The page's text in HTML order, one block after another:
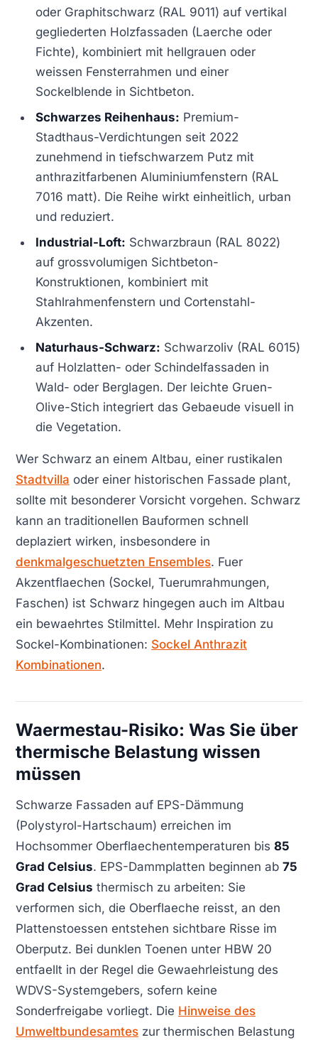
oder Graphitschwarz (RAL 9011) auf vertikal
gegliederten Holzfassaden (Laerche oder
Fichte), kombiniert mit hellgrauen oder
weissen Fensterrahmen und einer
Sockelblende in Sichtbeton.
Schwarzes Reihenhaus: Premium-
Stadthaus-Verdichtungen seit 2022
zunehmend in tiefschwarzem Putz mit
anthrazitfarbenen Aluminiumfenstern (RAL
7016 matt). Die Reihe wirkt einheitlich, urban
und reduziert.
Industrial-Loft: Schwarzbraun (RAL 8022)
auf grossvolumigen Sichtbeton-
Konstruktionen, kombiniert mit
Stahlrahmenfenstern und Cortenstahl-
Akzenten.
Naturhaus-Schwarz: Schwarzoliv (RAL 6015)
auf Holzlatten- oder Schindelfassaden in
Wald- oder Berglagen. Der leichte Gruen-
Olive-Stich integriert das Gebaeude visuell in
die Vegetation.
Wer Schwarz an einem Altbau, einer rustikalen
Stadtvilla oder einer historischen Fassade plant,
sollte mit besonderer Vorsicht vorgehen. Schwarz
kann an traditionellen Bauformen schnell
deplaziert wirken, insbesondere in
denkmalgeschuetzten Ensembles. Fuer
Akzentflaechen (Sockel, Tuerumrahmungen,
Faschen) ist Schwarz hingegen auch im Altbau
ein bewaehrtes Stilmittel. Mehr Inspiration zu
Sockel-Kombinationen: Sockel Anthrazit
Kombinationen.
Waermestau-Risiko: Was Sie über
thermische Belastung wissen
müssen
Schwarze Fassaden auf EPS-Dämmung
(Polystyrol-Hartschaum) erreichen im
Hochsommer Oberflaechentemperaturen bis 85
Grad Celsius. EPS-Dammplatten beginnen ab 75
Grad Celsius thermisch zu arbeiten: Sie
verformen sich, die Oberflaeche reisst, an den
Plattenstoessen entstehen sichtbare Risse im
Oberputz. Bei dunklen Toenen unter HBW 20
entfaellt in der Regel die Gewaehrleistung des
WDVS-Systemgebers, sofern keine
Sonderfreigabe vorliegt. Die Hinweise des
Umweltbundesamtes zur thermischen Belastung